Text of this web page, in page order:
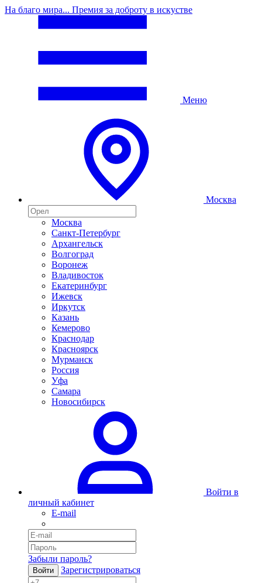
На благо мира... Премия за доброту в искустве
Меню
Москва
Москва
Санкт-Петербург
Архангельск
Волгоград
Воронеж
Владивосток
Екатеринбург
Ижевск
Иркутск
Казань
Кемерово
Краснодар
Красноярск
Мурманск
Россия
Уфа
Самара
Новосибирск
Войти в
личный кабинет
E-mail
Забыли пароль?
Войти Зарегистрироваться